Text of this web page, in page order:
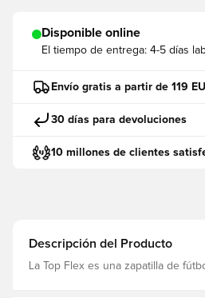
Disponible online
El tiempo de entrega: 4-5 días
Envío gratis a partir de 119
30 días para devoluciones
10 millones de clientes
Descripción del Producto
La Top Flex es una zapatilla de